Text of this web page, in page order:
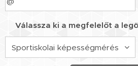
Válassza ki a megfelelőt a